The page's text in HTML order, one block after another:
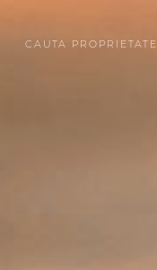
CAUTA PROPRIETATE